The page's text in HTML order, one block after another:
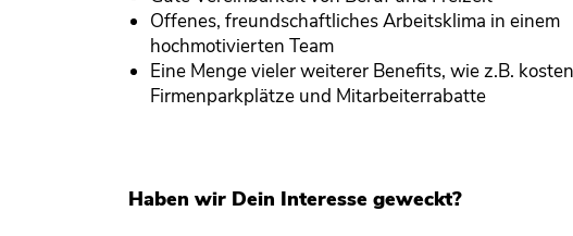
Offenes, freundschaftliches Arbeitsklima in einem
hochmotivierten Team
Eine Menge vieler weiterer Benefits, wie z.B.
Firmenparkplätze und Mitarbeiterrabatte
Haben wir Dein Interesse geweckt?